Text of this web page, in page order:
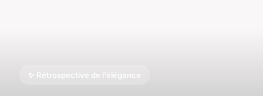
✨ Rétrospective de l'élégance